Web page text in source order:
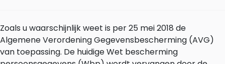
Zoals u waarschijnlijk weet is per 25 mei 2018 de
Algemene Verordening Gegevensbescherming (AVG)
van toepassing. De huidige Wet bescherming